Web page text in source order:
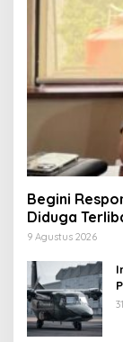
Begini
Diduga
9 Agustus 2026